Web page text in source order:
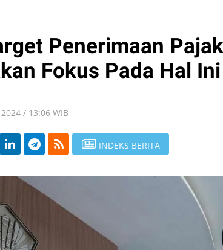
Penerimaan
Fokus Pada Hal Ini
/ 13:06 WIB
INDEKS BERITA